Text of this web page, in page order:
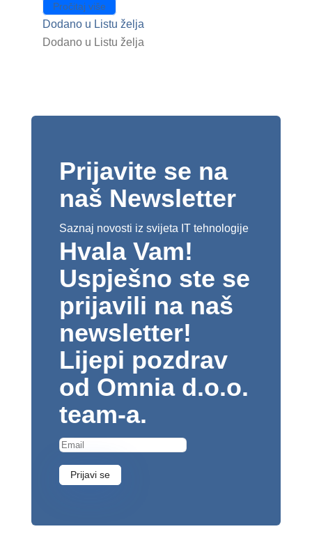
Pročitaj više
Dodano u Listu želja
Dodano u Listu želja
Prijavite se na
naš Newsletter
Saznaj novosti iz svijeta IT tehnologije
Hvala Vam!
Uspješno ste se
prijavili na naš
newsletter!
Lijepi pozdrav
od Omnia d.o.o.
team-a.
Prijavi se